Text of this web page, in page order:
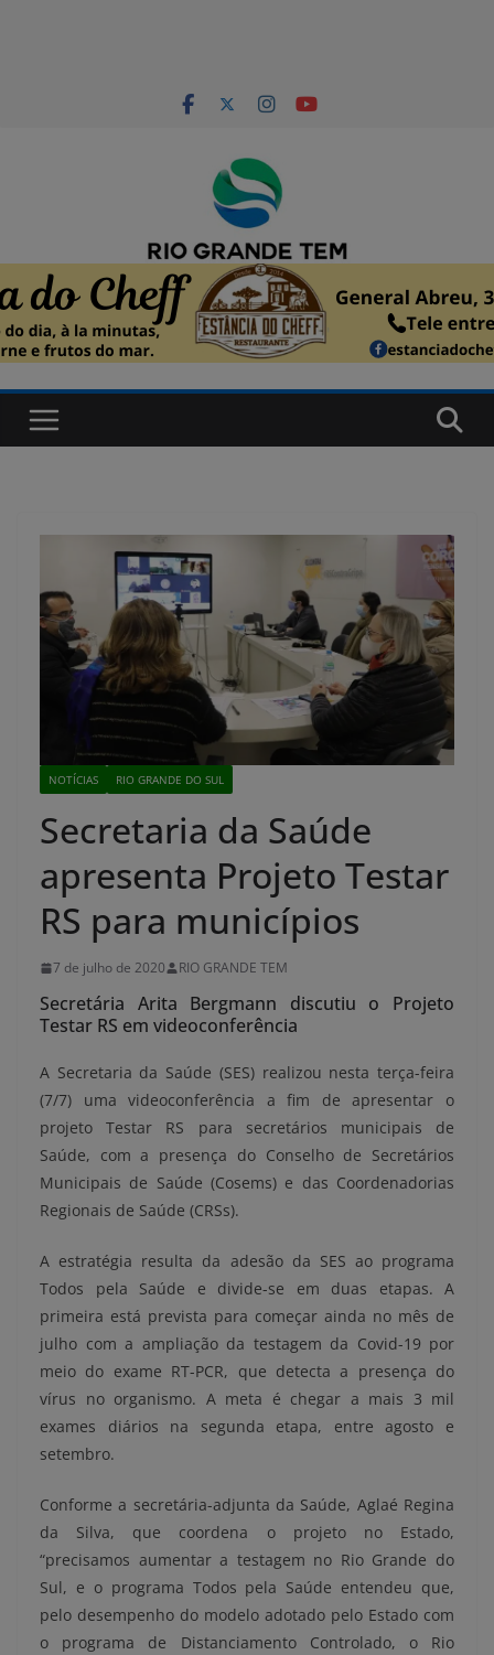
NOTÍCIAS RIO GRANDE DO SUL
Secretaria da Saúde
apresenta Projeto Testar
RS para municípios
7 de julho de 2020 RIO GRANDE TEM
Secretária Arita Bergmann discutiu o Projeto
Testar RS em videoconferência
A Secretaria da Saúde (SES) realizou nesta terça-feira
(7/7) uma videoconferência a fim de apresentar o
projeto Testar RS para secretários municipais de
Saúde, com a presença do Conselho de Secretários
Municipais de Saúde (Cosems) e das Coordenadorias
Regionais de Saúde (CRSs).
A estratégia resulta da adesão da SES ao programa
Todos pela Saúde e divide-se em duas etapas. A
primeira está prevista para começar ainda no mês de
julho com a ampliação da testagem da Covid-19 por
meio do exame RT-PCR, que detecta a presença do
vírus no organismo. A meta é chegar a mais 3 mil
exames diários na segunda etapa, entre agosto e
setembro.
Conforme a secretária-adjunta da Saúde, Aglaé Regina
da Silva, que coordena o projeto no Estado,
“precisamos aumentar a testagem no Rio Grande do
Sul, e o programa Todos pela Saúde entendeu que,
pelo desempenho do modelo adotado pelo Estado com
o programa de Distanciamento Controlado, o Rio